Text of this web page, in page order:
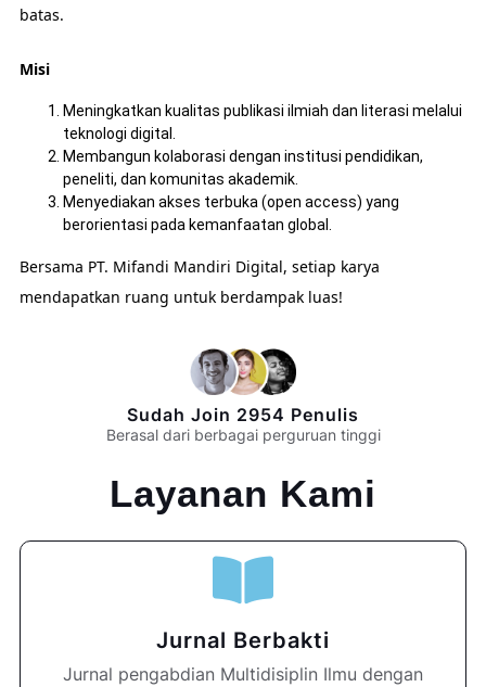
batas.
Misi
Meningkatkan kualitas publikasi ilmiah dan literasi melalui
teknologi digital.
Membangun kolaborasi dengan institusi pendidikan,
peneliti, dan komunitas akademik.
Menyediakan akses terbuka (open access) yang
berorientasi pada kemanfaatan global.
Bersama PT. Mifandi Mandiri Digital, setiap karya
mendapatkan ruang untuk berdampak luas!
Sudah Join 2954 Penulis
Berasal dari berbagai perguruan tinggi
Layanan Kami
Jurnal Berbakti
Jurnal pengabdian Multidisiplin Ilmu dengan